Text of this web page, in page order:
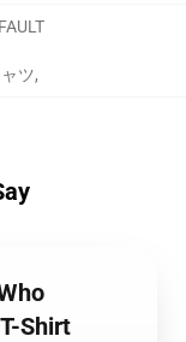
ツ,
Shirt